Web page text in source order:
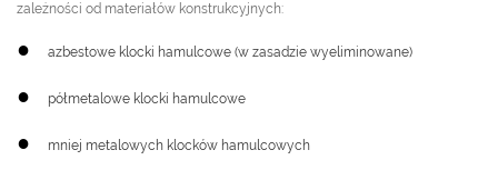
zależności od materiałów konstrukcyjnych:
● azbestowe klocki hamulcowe (w zasadzie wyeliminowane)
● półmetalowe klocki hamulcowe
● mniej metalowych klocków hamulcowych